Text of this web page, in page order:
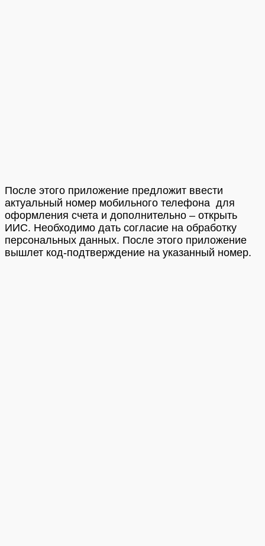
После этого приложение предложит ввести
актуальный номер мобильного телефона для
оформления счета и дополнительно – открыть
ИИС. Необходимо дать согласие на обработку
персональных данных. После этого приложение
вышлет код-подтверждение на указанный номер.